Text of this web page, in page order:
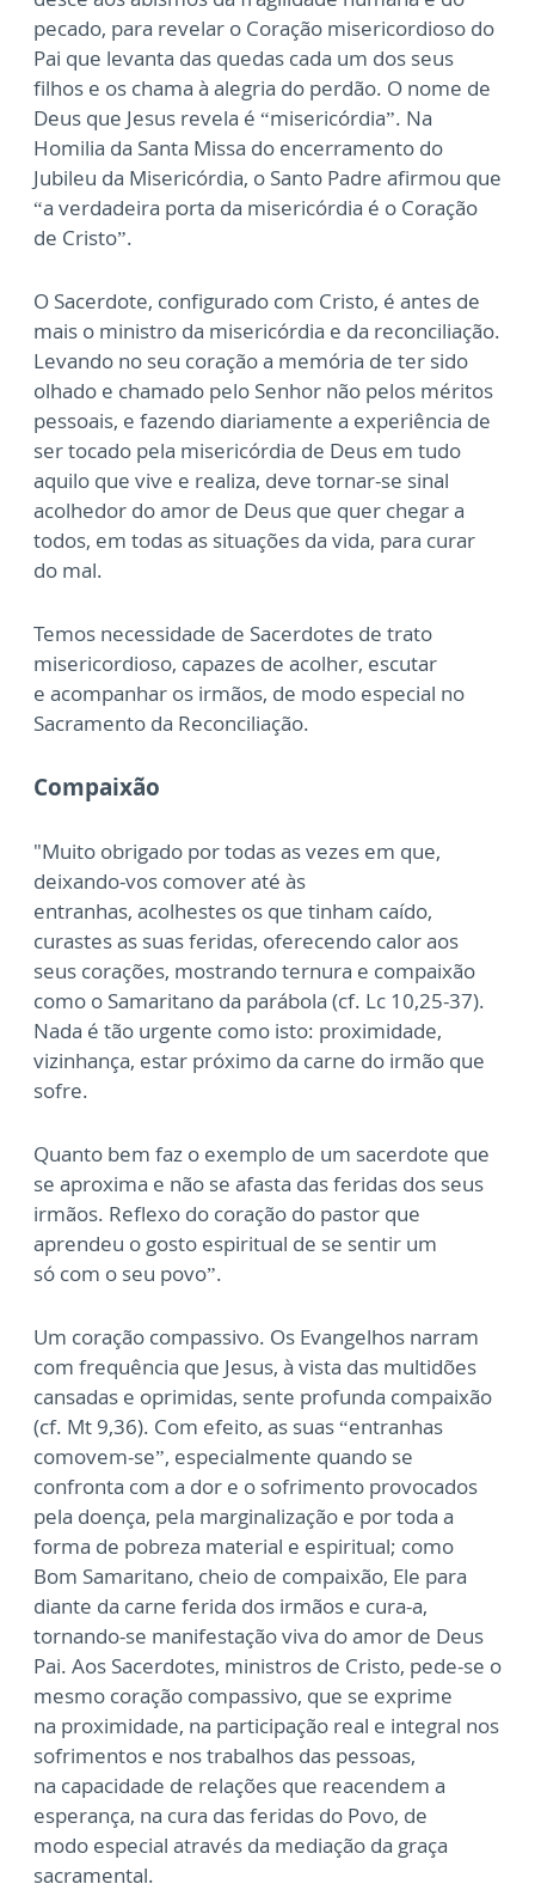
pecado, para revelar o Coração misericordioso do
Pai que levanta das quedas cada um dos seus
filhos e os chama à alegria do perdão. O nome de
Deus que Jesus revela é “misericórdia”. Na
Homilia da Santa Missa do encerramento do
Jubileu da Misericórdia, o Santo Padre afirmou que
“a verdadeira porta da misericórdia é o Coração
de Cristo”.
O Sacerdote, configurado com Cristo, é antes de
mais o ministro da misericórdia e da reconciliação.
Levando no seu coração a memória de ter sido
olhado e chamado pelo Senhor não pelos méritos
pessoais, e fazendo diariamente a experiência de
ser tocado pela misericórdia de Deus em tudo
aquilo que vive e realiza, deve tornar-se sinal
acolhedor doamor de Deus que quer chegar a
todos, em todas as situações da vida, para curar
do mal.
Temos necessidade de Sacerdotes de trato
misericordioso, capazes de acolher, escutar
e acompanhar os irmãos, de modo especial no
Sacramento da Reconciliação.
Compaixão
"Muito obrigado por todas as vezes em que,
deixando-vos comover até às
entranhas, acolhestes os que tinham caído,
curastes as suas feridas, oferecendo calor aos
seus corações, mostrando ternura e compaixão
como o Samaritano da parábola (cf. Lc 10,25-37).
Nada é tão urgente como isto: proximidade,
vizinhança, estar próximo da carne do irmão que
sofre.
Quanto bem faz o exemplo de um sacerdote que
se aproxima e não se afasta das feridas dos seus
irmãos. Reflexo do coração do pastor que
aprendeu o gosto espiritual de se sentir um
só com o seu povo”.
Um coração compassivo. Os Evangelhos narram
com frequência que Jesus, à vista das multidões
cansadas e oprimidas, sente profunda compaixão
(cf. Mt 9,36). Com efeito, as suas “entranhas
comovem-se”, especialmente quando se
confronta com a dor e o sofrimento provocados
pela doença, pela marginalização e por toda a
forma de pobreza material e espiritual; como
Bom Samaritano, cheio de compaixão, Ele para
diante da carne ferida dos irmãos e cura-a,
tornando-se manifestação viva do amor de Deus
Pai. Aos Sacerdotes, ministros de Cristo, pede-se o
mesmo coração compassivo, que se exprime
na proximidade, na participação real e integral nos
sofrimentos e nos trabalhos das pessoas,
na capacidade de relações que reacendem a
esperança, na cura das feridas do Povo, de
modo especial através da mediação da graça
sacramental.